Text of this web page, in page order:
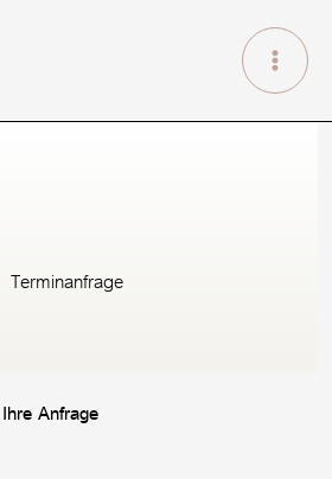
Terminanfrage
Anfrage